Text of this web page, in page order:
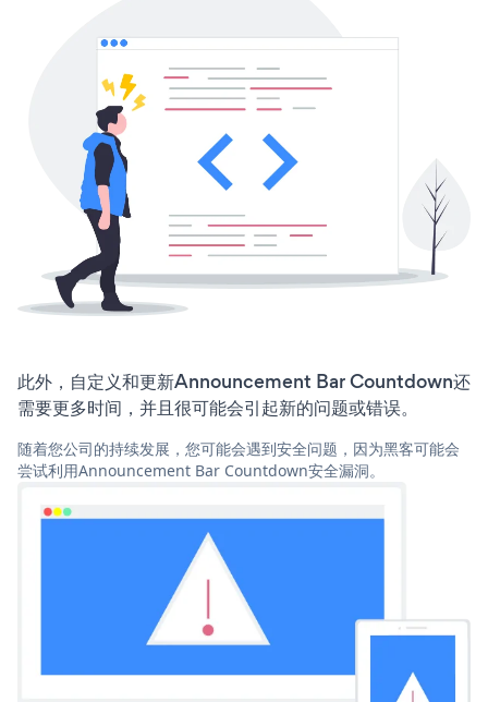
此外，自定义和更新Announcement Bar Countdown还
需要更多时间，并且很可能会引起新的问题或错误。
随着您公司的持续发展，您可能会遇到安全问题，因为黑客可能会
尝试利用Announcement Bar Countdown安全漏洞。